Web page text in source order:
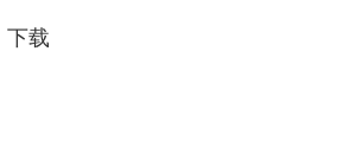
下载